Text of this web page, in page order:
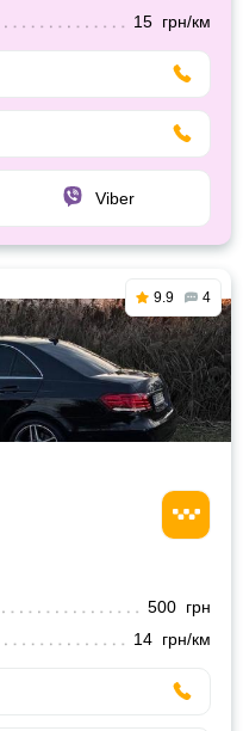
15 грн/км
Viber
9.9 4
500 грн
14 грн/км